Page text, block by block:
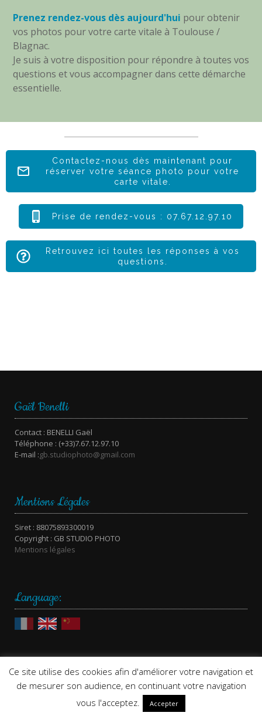
Prenez rendez-vous dès aujourd'hui pour obtenir
vos photos pour votre carte vitale à Toulouse /
Blagnac.
Je suis à votre disposition pour répondre à toutes vos
questions et vous accompagner dans cette démarche
essentielle.
Contactez-nous dès maintenant pour
réserver votre séance photo pour votre
carte vitale.
Prise de rendez-vous : 07.67.12.97.10
Retrouvez ici toutes les réponses à vos
questions.
Gaël Benelli
Contact : BENELLI Gaël
Téléphone : (+33)7.67.12.97.10
E-mail :gb.studiophoto@gmail.com
Mentions Légales
Siret : 88075893300019
Copyright : GB STUDIO PHOTO
Mentions légales
Language:
Design: by GraphiCK
Ce site utilise des cookies afin d'améliorer votre navigation et
de mesurer son audience, en continuant votre navigation
vous l'acceptez.
Accepter